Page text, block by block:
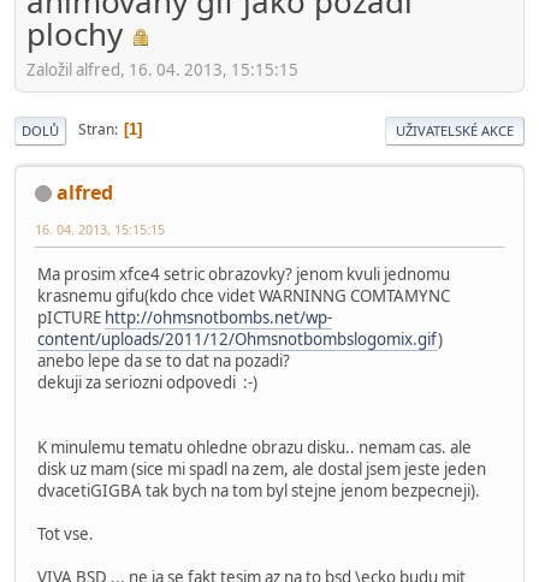
plochy
Založil alfred, 16. 04. 2013, 15:15:15
DOLŮ Stran 1 UŽIVATELSKÉ AKCE
alfred
16. 04. 2013, 15:15:15
Ma prosim xfce4 setric obrazovky? jenom kvuli jednomu
krasnemu gifu(kdo chce videt WARNINNG COMTAMYNC
pICTURE http://ohmsnotbombs.net/wp-
content/uploads/2011/12/Ohmsnotbombslogomix.gif)
anebo lepe da se to dat na pozadi?
dekuji za seriozni odpovedi :-)
K minulemu tematu ohledne obrazu disku.. nemam cas. ale
disk uz mam (sice mi spadl na zem, ale dostal jsem jeste jeden
dvacetiGIGBA tak bych na tom byl stejne jenom bezpecneji).
Tot vse.
VIVA BSD ... ne ja se fakt tesim az na to bsd \ecko budu mit